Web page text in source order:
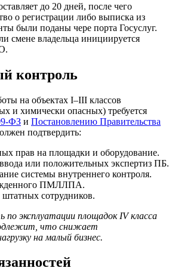
до 20 дней, после чего
о регистрации либо выписка из
были поданы чере порта Госуслуг.
смене владельца инициируется
контроль
на объектах I–III классов
и химически опасных) требуется
ФЗ и Постановлению Правительства
подтвердить:
прав на площадки и оборудование.
или положительных экспертиз ПБ.
системы внутреннего контроля.
ПМЛЛПА.
сотрудников.
эксплуатации площадок IV класса
что снижает
на малый бизнес.